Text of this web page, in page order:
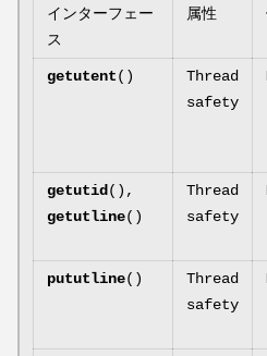
インターフェー
ス
属性
getutent()
Thread
safety
getutid (),
getutline()
Thread
safety
pututline()
Thread
safety